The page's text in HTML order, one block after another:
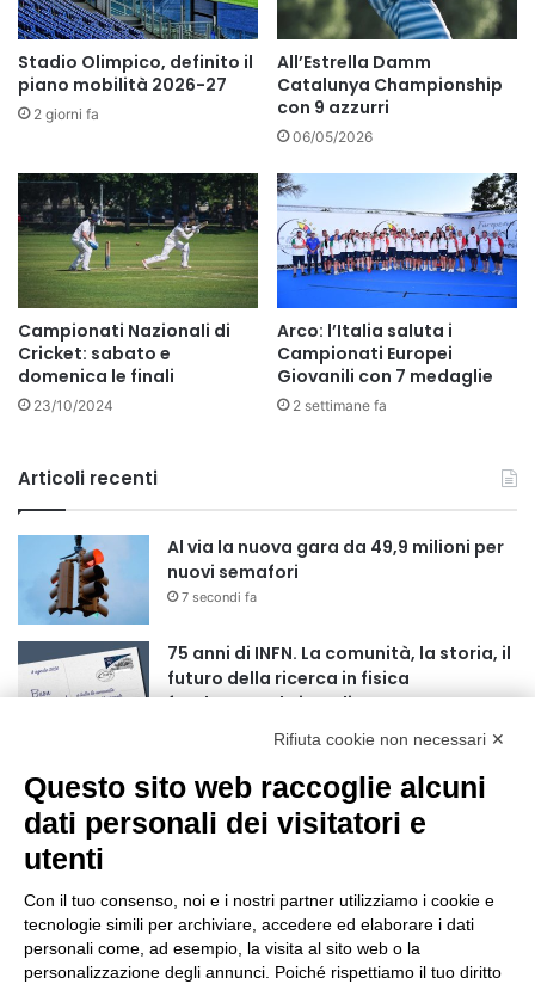
Stadio Olimpico, definito il
piano mobilità 2026-27
2 giorni fa
All’Estrella Damm
Catalunya Championship
con 9 azzurri
06/05/2026
Campionati Nazionali di
Cricket: sabato e
domenica le finali
23/10/2024
Arco: l’Italia saluta i
Campionati Europei
Giovanili con 7 medaglie
2 settimane fa
Articoli recenti
Al via la nuova gara da 49,9 milioni per
nuovi semafori
7 secondi fa
75 anni di INFN. La comunità, la storia, il
futuro della ricerca in fisica
fondamentale in Italia
oro iridato è azzurro
19 ore fa
fino al 25 settembre
24 ore fa
Torna il Moscerine Film Festival Summer
Rifiuta cookie non necessari ✕
Questo sito web raccoglie alcuni
dati personali dei visitatori e
utenti
Con il tuo consenso, noi e i nostri partner utilizziamo i cookie e
tecnologie simili per archiviare, accedere ed elaborare i dati
personali come, ad esempio, la visita al sito web o la
personalizzazione degli annunci. Poiché rispettiamo il tuo diritto